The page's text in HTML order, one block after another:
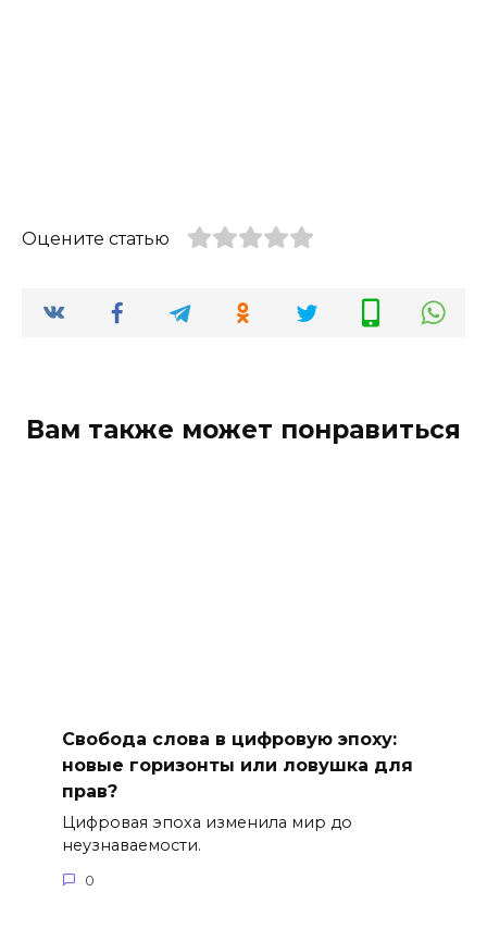
Оцените статью
Вам также может понравиться
Свобода слова в цифровую эпоху:
новые горизонты или ловушка для
прав?
Цифровая эпоха изменила мир до
неузнаваемости.
0